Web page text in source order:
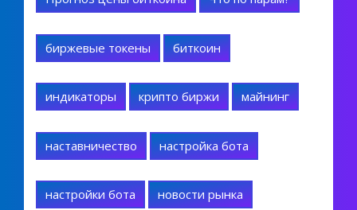
биржевые токены биткоин
индикаторы крипто биржи майнинг
наставничество настройка бота
настройки бота новости рынка